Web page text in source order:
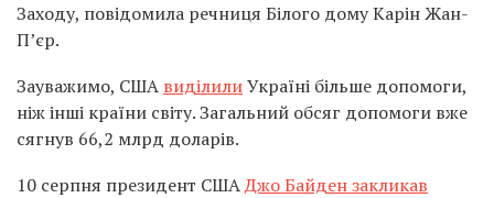
Заходу, повідомила речниця Білого дому Карін Жан-
П’єр.
Зауважимо, США виділилиУкраїні більше допомоги,
ніж інші країни світу. Загальний обсяг допомоги вже
сягнув 66,2 млрд доларів.
10 серпня президент СШАДжо Байден закликав